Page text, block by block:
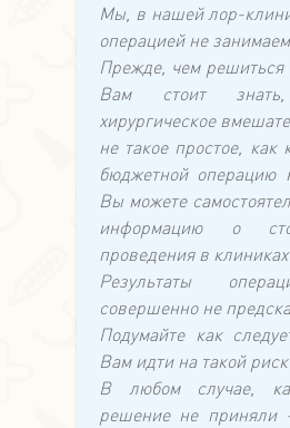
Мы, в нашей лор-
операцией не
Прежде, чем решиться
Вам стоит
хирургическое
не такое простое, как
бюджетной операцию
Вы можете
информацию о
проведения в
Результаты
совершенно не
Подумайте как
Вам идти на такой
В любом случае,
решение не